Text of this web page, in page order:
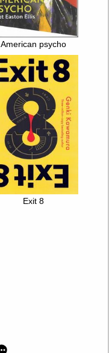
American psycho
Exit 8